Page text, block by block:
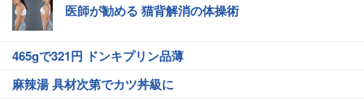
医師が勧める 猫背解消の体操術
465gで321円 ドンキプリン品薄
麻辣湯 具材次第でカツ丼級に